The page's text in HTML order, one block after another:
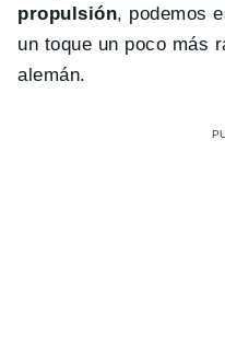
propulsión, podemos
un toque un poco más
alemán.